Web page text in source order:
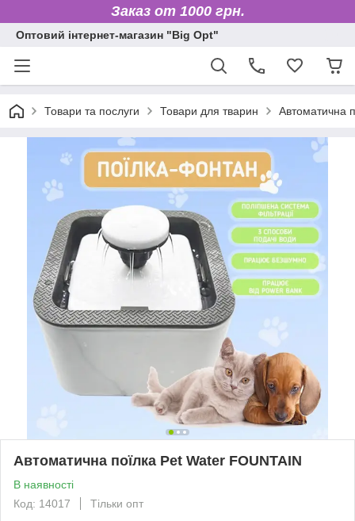
Заказ от 1000 грн.
Оптовий інтернет-магазин "Big Opt"
Товари та послуги Товари для тварин Автоматична
Автоматична поїлка Pet Water FOUNTAIN
В наявності
Код: 14017
Тільки опт